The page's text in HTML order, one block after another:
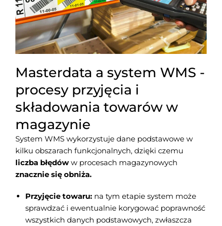
Masterdata a system WMS -
procesy przyjęcia i
składowania towarów w
magazynie
System WMS wykorzystuje dane podstawowe w
kilku obszarach funkcjonalnych, dzięki czemu
liczba błędóww procesach magazynowych
znacznie się obniża.
Przyjęcie towaru:na tym etapie system może
sprawdzać i ewentualnie korygować poprawność
wszystkich danych podstawowych, zwłaszcza